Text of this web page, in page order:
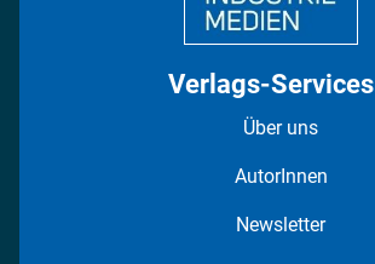
Verlags-Services
Über uns
AutorInnen
Newsletter